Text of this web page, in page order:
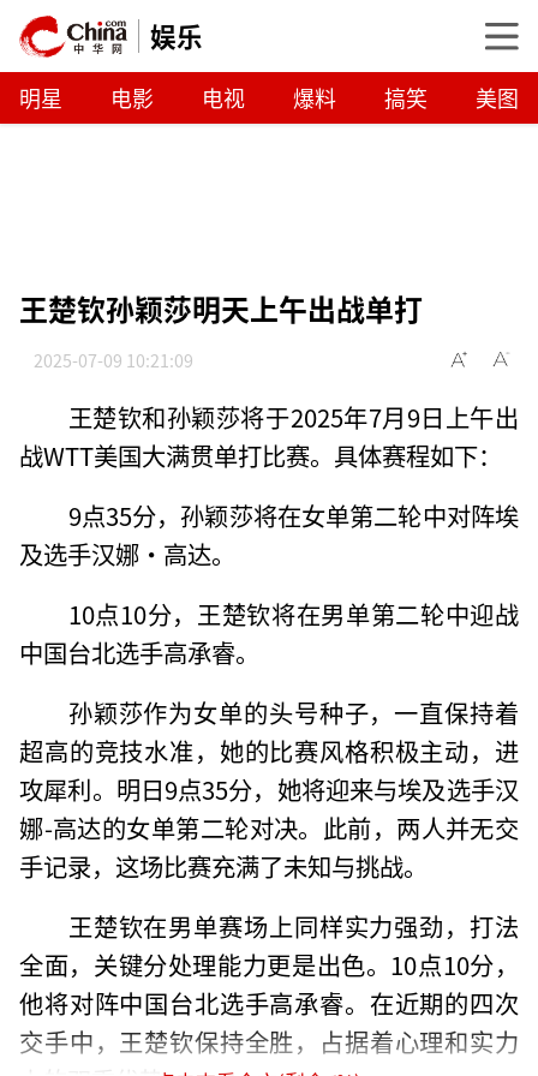
娱乐
明星 电影 电视 爆料 搞笑 美图
王楚钦孙颖莎明天上午出战单打
2025-07-09 10:21:09
王楚钦和孙颖莎将于2025年7月9日上午出
战WTT美国大满贯单打比赛。具体赛程如下：
9点35分，孙颖莎将在女单第二轮中对阵埃
及选手汉娜・高达。
10点10分，王楚钦将在男单第二轮中迎战
中国台北选手高承睿。
孙颖莎作为女单的头号种子，一直保持着
超高的竞技水准，她的比赛风格积极主动，进
攻犀利。明日9点35分，她将迎来与埃及选手汉
娜-高达的女单第二轮对决。此前，两人并无交
手记录，这场比赛充满了未知与挑战。
王楚钦在男单赛场上同样实力强劲，打法
全面，关键分处理能力更是出色。10点10分，
他将对阵中国台北选手高承睿。在近期的四次
交手中，王楚钦保持全胜，占据着心理和实力